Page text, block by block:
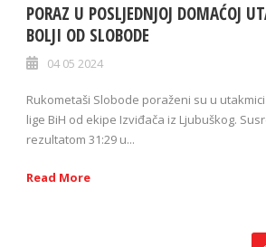
PORAZ U POSLJEDNJOJ DOMAĆOJ
BOLJI OD SLOBODE
04 05 2024
Rukometaši Slobode poraženi su u
lige BiH od ekipe Izviđača iz Ljubuškog.
rezultatom 31:29 u...
Read More